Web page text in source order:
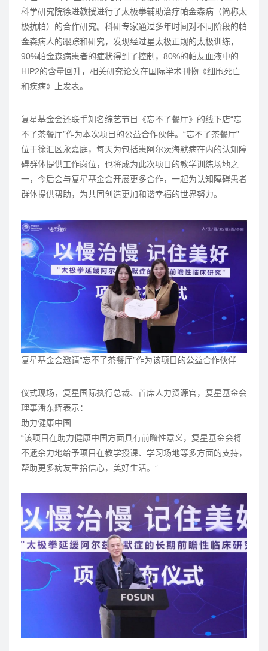
科学研究院徐进教授进行了太极拳辅助治疗帕金森病（简称太
极抗帕）的合作研究。科研专家通过多年时间对不同阶段的帕
金森病人的跟踪和研究，发现经过星太极正规的太极训练，
90%帕金森病患者的症状得到了控制，80%的帕友血液中的
HIP2的含量回升，相关研究论文在国际学术刊物《细胞死亡
和疾病》上发表。
复星基金会还联手知名综艺节目《忘不了餐厅》的线下店“忘
不了茶餐厅”作为本次项目的公益合作伙伴。“忘不了茶餐厅”
位于徐汇区永嘉庭，每天为包括患阿尔茨海默病在内的认知障
碍群体提供工作岗位，也将成为此次项目的教学训练场地之
一，今后会与复星基金会开展更多合作，一起为认知障碍患者
群体提供帮助，为共同创造更加和谐幸福的世界努力。
复星基金会邀请“忘不了茶餐厅”作为该项目的公益合作伙伴
仪式现场，复星国际执行总裁、首席人力资源官，复星基金会
理事潘东辉表示：
助力健康中国
“该项目在助力健康中国方面具有前瞻性意义，复星基金会将
不遗余力地给予项目在教学授课、学习场地等多方面的支持，
帮助更多病友重拾信心，美好生活。”